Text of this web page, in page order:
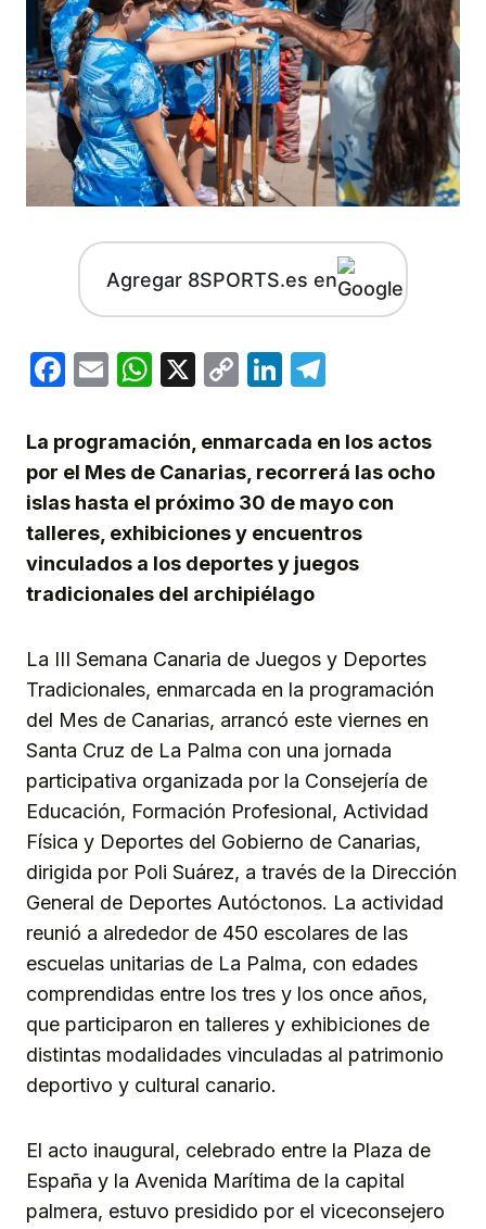
Agregar 8SPORTS.es en
Facebook
EmailWhatsApp
X
CopyLinkedIn
La programación, enmarcada en los actos
por el Mes de Canarias, recorrerá las ocho
islas hasta el próximo 30 de mayo con
talleres, exhibiciones y encuentros
vinculados a los deportes y juegos
tradicionales del archipiélago
La III Semana Canaria de Juegos y Deportes
Tradicionales, enmarcada en la programación
del Mes de Canarias, arrancó este viernes en
Santa Cruz de La Palma con una jornada
participativa organizada por la Consejería de
Educación, Formación Profesional, Actividad
Física y Deportes del Gobierno de Canarias,
dirigida por Poli Suárez, a través de la Dirección
General de Deportes Autóctonos. La actividad
reunió a alrededor de 450 escolares de las
escuelas unitarias de La Palma, con edades
comprendidas entre los tres y los once años,
que participaron en talleres y exhibiciones de
distintas modalidades vinculadas al patrimonio
deportivo y cultural canario.
El acto inaugural, celebrado entre la Plaza de
España y la Avenida Marítima de la capital
palmera, estuvo presidido por el viceconsejero